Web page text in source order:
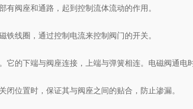
阀座和通路，起到控制流体流动的作用。
线圈，通过控制电流来控制阀门的开关。
的下端与阀座连接，上端与弹簧相连。电磁阀通
位置时，保证其与阀座之间的贴合，防止渗漏。